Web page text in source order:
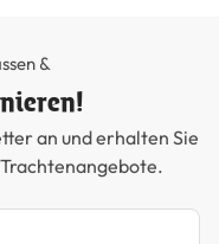
&
an und erhalten Sie